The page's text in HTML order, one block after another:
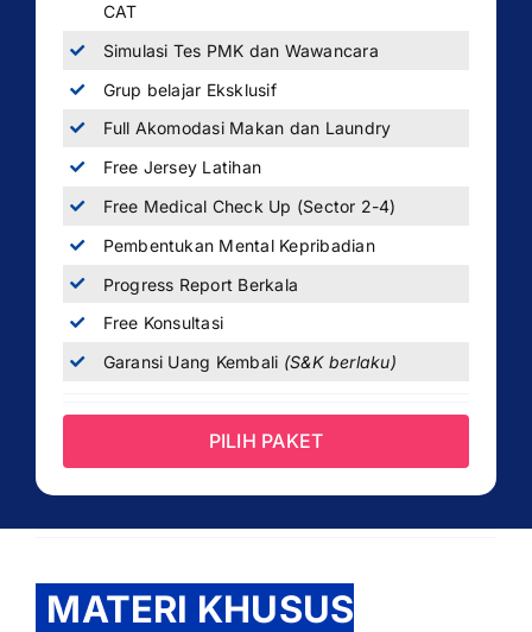
CAT
Simulasi Tes PMK dan Wawancara
Grup belajar Eksklusif
Full Akomodasi Makan dan Laundry
Free Jersey Latihan
Free Medical Check Up (Sector 2-4)
Pembentukan Mental Kepribadian
Progress Report Berkala
Free Konsultasi
Garansi Uang Kembali (S&K berlaku)
PILIH PAKET
MATERI KHUSUS